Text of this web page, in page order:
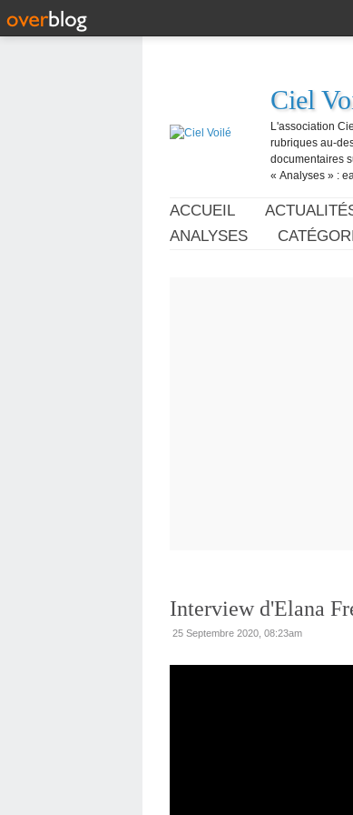
Ciel
L'association
rubriques au-
documentaires
« Analyses » :
ACCUEIL
ANALYSES
Interview d'Elana
25 Septembre 2020, 08:23am